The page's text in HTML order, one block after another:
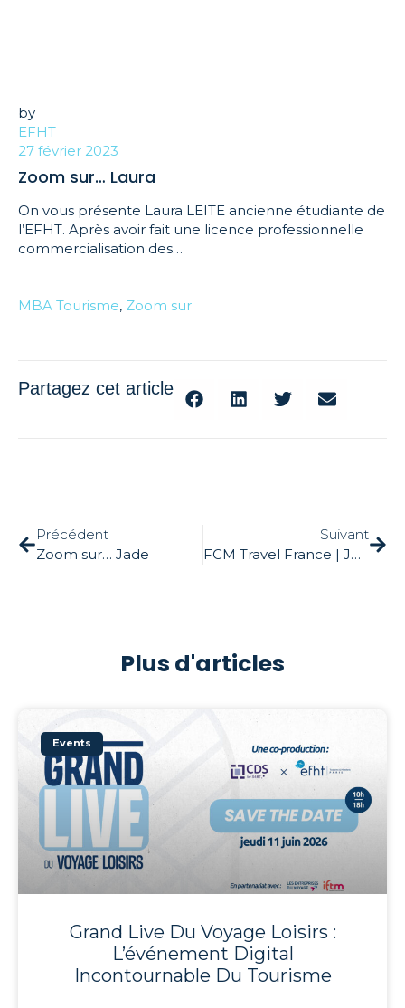
by
EFHT
27 février 2023
Zoom sur… Laura
On vous présente Laura LEITE ancienne étudiante de
l’EFHT. Après avoir fait une licence professionnelle
commercialisation des…
MBA Tourisme, Zoom sur
Partagez cet article
Précédent
Zoom sur… Jade
Suivant
FCM Travel France | Job Dating
Plus d'articles
Events
Grand Live Du Voyage Loisirs :
L’événement Digital
Incontournable Du Tourisme